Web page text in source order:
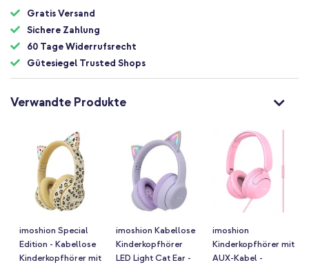
Gratis Versand
Sichere Zahlung
60 Tage Widerrufsrecht
Gütesiegel Trusted Shops
Verwandte Produkte
imoshion Special
Edition - Kabellose
Kinderkopfhörer mit
imoshion Kabellose
Kinderkopfhörer
LED Light Cat Ear -
imoshion
Kinderkopfhörer mit
AUX-Kabel -